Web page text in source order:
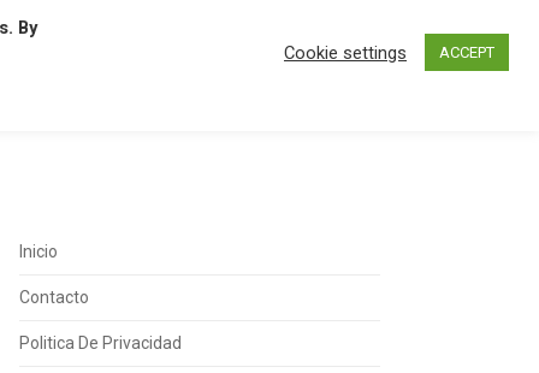
N
Inicio
Contacto
Politica De Privacidad
By
Cookie settings ACCEPT